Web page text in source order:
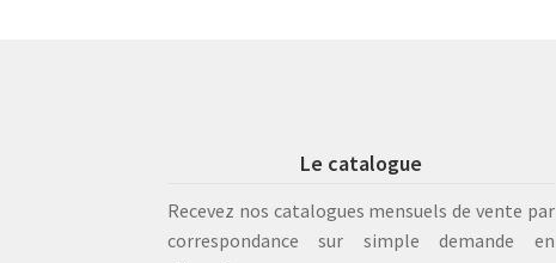
Le catalogue
Recevez nos catalogues mensuels de vente par
correspondance sur simple demande en